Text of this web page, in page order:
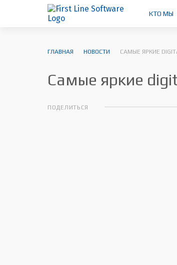
КТО МЫ
ГЛАВНАЯ НОВОСТИ САМЫЕ ЯРКИЕ
Самые яркие
ПОДЕЛИТЬСЯ